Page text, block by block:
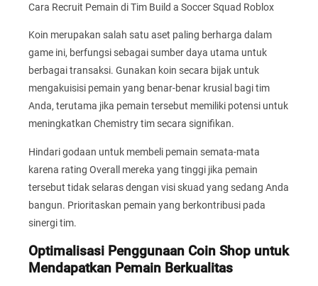
Cara Recruit Pemain di Tim Build a Soccer Squad Roblox
Koin merupakan salah satu aset paling berharga dalam
game ini, berfungsi sebagai sumber daya utama untuk
berbagai transaksi. Gunakan koin secara bijak untuk
mengakuisisi pemain yang benar-benar krusial bagi tim
Anda, terutama jika pemain tersebut memiliki potensi untuk
meningkatkan Chemistry tim secara signifikan.
Hindari godaan untuk membeli pemain semata-mata
karena rating Overall mereka yang tinggi jika pemain
tersebut tidak selaras dengan visi skuad yang sedang Anda
bangun. Prioritaskan pemain yang berkontribusi pada
sinergi tim.
Optimalisasi Penggunaan Coin Shop untuk
Mendapatkan Pemain Berkualitas